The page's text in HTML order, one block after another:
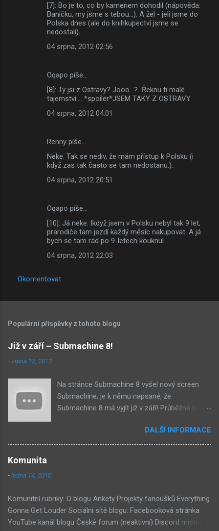
[7]: Bo je to, co by kamenem dohodil (nápověda:
Baničku, my jsme s tebou...). A žel - jeli jsme do
Polska dnes (ale do knihkupectví jsme se
nedostali).
04 srpna, 2012 02:56
Oqapo píše…
[8]: Ty jsi z Ostravy? Jooo...? Řeknu ti malé
tajemství.... *spoiler*JSEM TAKY Z OSTRAVY
04 srpna, 2012 04:01
Renny píše…
Neke. Tak se nediv, že mám přístup k Polsku (i
když zas tak často se tam nedostanu.).
04 srpna, 2012 20:51
Oqapo píše…
[10]: Já neke. Ikdyž jsem v Polsku nebyl tak 9 let,
prarodiče tam jezdí každý měsíc nakupovat. A já
bych se tam rád po 9-letech kouknul
04 srpna, 2012 22:03
Okomentovat
Populární příspěvky z tohoto blogu
Již v září – Submachine 8!
-srpna 12, 2012
Na stránce Submachine 8 vyšel nový screen
Submachine; je k němu napsané, že
Submachine 8 má vyjít již v září! Průběžně budu
zveřejněný materiál ze Submachine 8. Zvukové
pozadí menu. První screen, který se na stránce
v DaymareTown 1 ( stránka sub8 ) Screen, který
se objevil jako ikona her na PastelPortal.com,
vypadá to snad že vystoupíme z Liziny lodi,
DALŠÍ INFORMACE
Komunita
-ledna 14, 2010
Komunitní rubriky: O blogu Ankety Projekty fanoušků Everything
Gonna Get Louder Sociální sítě blogu: Facebooková stránka
YouTube kanál blogu České forum (neaktivní) Discord místnost